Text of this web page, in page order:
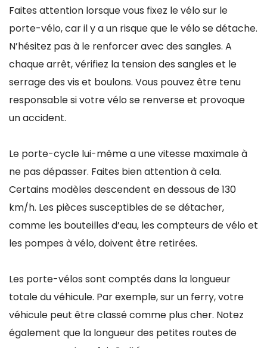
Faites attention lorsque vous fixez le vélo sur le
porte-vélo, car il y a un risque que le vélo se détache.
N’hésitez pas à le renforcer avec des sangles. A
chaque arrêt, vérifiez la tension des sangles et le
serrage des vis et boulons. Vous pouvez être tenu
responsable si votre vélo se renverse et provoque
un accident.
Le porte-cycle lui-même a une vitesse maximale à
ne pas dépasser. Faites bien attention à cela.
Certains modèles descendent en dessous de 130
km/h. Les pièces susceptibles de se détacher,
comme les bouteilles d’eau, les compteurs de vélo et
les pompes à vélo, doivent être retirées.
Les porte-vélos sont comptés dans la longueur
totale du véhicule. Par exemple, sur un ferry, votre
véhicule peut être classé comme plus cher. Notez
également que la longueur des petites routes de